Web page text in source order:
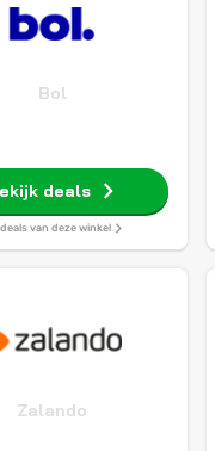
Bol
deals
van deze winkel
Zalando